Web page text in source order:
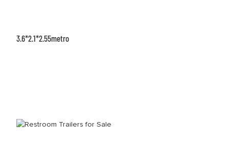
3.6*2.1*2.55metro